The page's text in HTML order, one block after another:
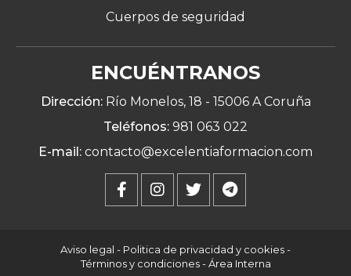
Cuerpos de seguridad
ENCUÉNTRANOS
Dirección:Río Monelos, 18 - 15006 A Coruña
Teléfonos: 981 063 022
E-mail: contacto@excelentiaformacion.com
Aviso legal - Politica de privacidad y cookies-
Términos y condiciones-Área Interna